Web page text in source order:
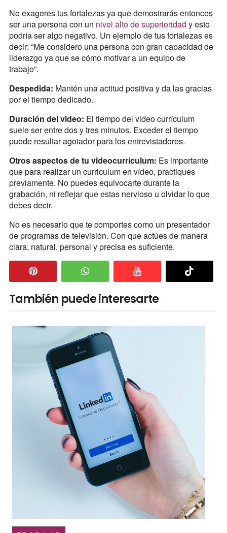
No exageres tus fortalezas ya que demostrarás entonces
ser una persona con un nivel alto de superioridad y esto
podría ser algo negativo. Un ejemplo de tus fortalezas es
decir: “Me considero una persona con gran capacidad de
liderazgo ya que se cómo motivar a un equipo de
trabajo”.
Despedida: Mantén una actitud positiva y da las gracias
por el tiempo dedicado.
Duración del video: El tiempo del video currículum
suele ser entre dos y tres minutos. Exceder el tiempo
puede resultar agotador para los entrevistadores.
Otros aspectos de tu videocurriculum: Es importante
que para realizar un curriculum en vídeo, practiques
previamente. No puedes equivocarte durante la
grabación, ni reflejar que estas nervioso u olvidar lo que
debes decir.
No es necesario que te comportes como un presentador
de programas de televisión. Con que actúes de manera
clara, natural, personal y precisa es suficiente.
También puede interesarte